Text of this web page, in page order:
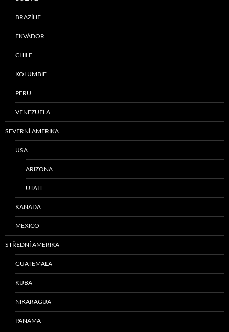
BRAZÍLIE
EKVÁDOR
CHILE
KOLUMBIE
PERU
VENEZUELA
SEVERNÍ AMERIKA
USA
ARIZONA
UTAH
KANADA
MEXICO
STŘEDNÍ AMERIKA
GUATEMALA
KUBA
NIKARAGUA
PANAMA